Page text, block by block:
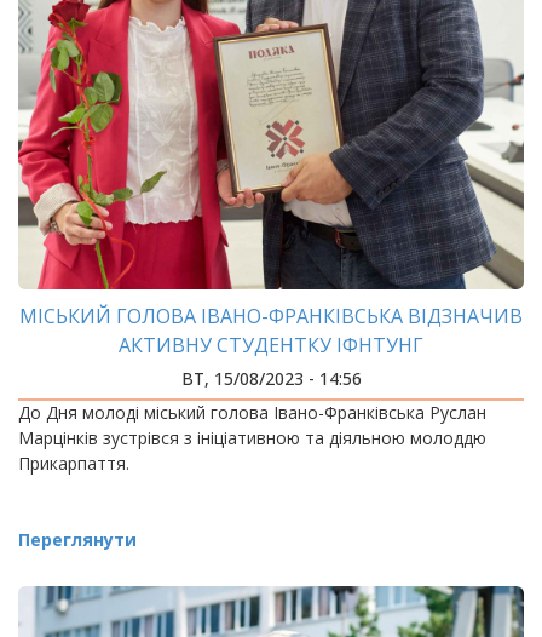
МІСЬКИЙ ГОЛОВА ІВАНО-ФРАНКІВСЬКА ВІДЗНАЧИВ
АКТИВНУ СТУДЕНТКУ ІФНТУНГ
ВТ, 15/08/2023 - 14:56
До Дня молоді міський голова Івано-Франківська Руслан
Марцінків зустрівся з ініціативною та діяльною молоддю
Прикарпаття.
Переглянути